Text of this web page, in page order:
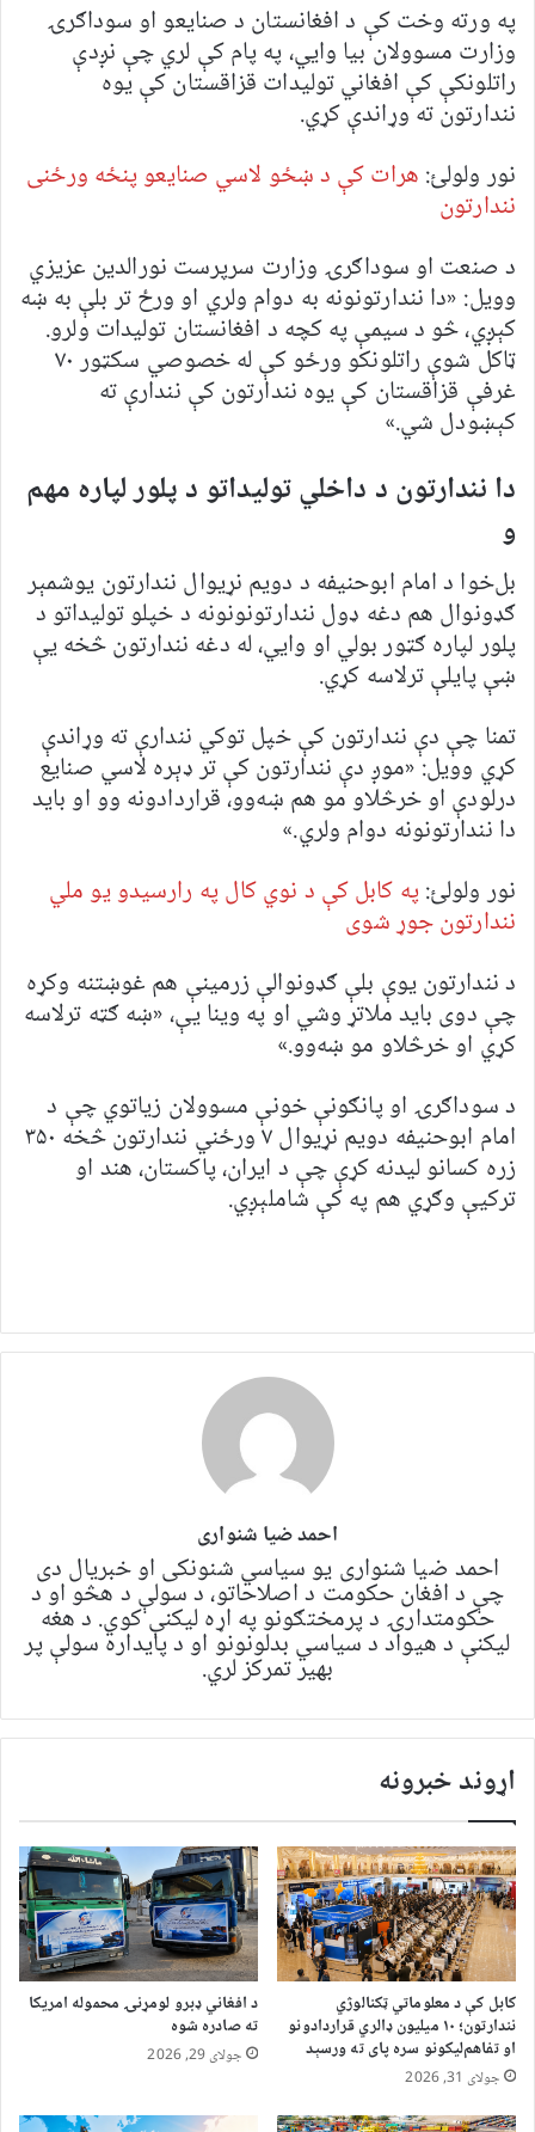
په ورته وخت کې د افغانستان د صنایعو او سوداګرۍ
وزارت مسوولان بیا وايي، په پام کې لري چې نږدې
راتلونکې کې افغاني تولیدات قزاقستان کې یوه
نندارتون ته وړاندې کړي.
نور ولولئ: هرات کې د ښځو لاسي صنایعو پنځه ورځنی
نندارتون
د صنعت او سوداګرۍ وزارت سرپرست نورالدین عزیزي
وویل: «دا نندارتونونه به دوام ولري او ورځ تر بلې به ښه
کېږي، څو د سیمې په کچه د افغانستان تولیدات ولرو.
ټاکل شوې راتلونکو ورځو کې له خصوصي سکټور ۷۰
غرفې قزاقستان کې یوه نندارتون کې نندارې ته
کېښودل شي.»
دا نندارتون د داخلي تولیداتو د پلور لپاره مهم
و
بل‌خوا د امام ابوحنیفه د دویم نړیوال نندارتون يوشمېر
ګډونوال هم دغه ډول نندارتونونونه د خپلو تولیداتو د
پلور لپاره ګټور بولي او وايي، له دغه نندارتون څخه يې
ښې پايلې ترلاسه کړي.
تمنا چې دې نندارتون کې خپل توکي نندارې ته وړاندې
کړي وویل: «موږ دې نندارتون کې تر ډېره لاسي صنایع
درلودې او خرڅلاو مو هم ښه‌وو، قراردادونه وو او باید
دا نندارتونونه دوام ولري.»
نور ولولئ:په کابل کې د نوي کال په رارسیدو یو ملي
نندارتون جوړ شوی
د نندارتون یوې بلې ګډونوالې زرمینې هم غوښتنه وکړه
چې دوی باید ملاتړ وشي او په وینا یې، «ښه ګټه ترلاسه
کړي او خرڅلاو مو ښه‌وو.»
د سوداګرۍ او پانګونې خونې مسوولان زیاتوي چې د
امام ابوحنیفه دویم نړیوال ۷ ورځني نندارتون څخه ۳۵۰
زره کسانو لیدنه کړې چې د ایران، پاکستان، هند او
ترکیې وګړي هم په کې شاملېږي.
احمد ضیا شنواری
احمد ضیا شنواری یو سياسي شنونکی او خبریال دی
چې د افغان حکومت د اصلاحاتو، د سولې د هڅو او د
حکومتدارۍ د پرمختګونو په اړه لیکنې کوي. د هغه
لیکنې د هیواد د سیاسي بدلونونو او د پایداره سولې پر
بهیر تمرکز لري.
اړوند خبرونه
کابل کې د معلوماتي ټکنالوژي
نندارتون؛ ۱۰ میلیون ډالري قراردادونو
او تفاهم‌لیکونو سره پای ته ورسېد
جولای 31, 2026
د افغاني ډبرو لومړنۍ محموله امریکا
ته صادره شوه
جولای 29, 2026